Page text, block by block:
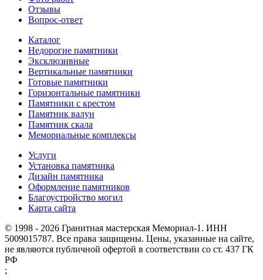
Отзывы
Вопрос-ответ
Каталог
Недорогие памятники
Эксклюзивные
Вертикальные памятники
Готовые памятники
Горизонтальные памятники
Памятники с крестом
Памятник валун
Памятник скала
Мемориальные комплексы
Услуги
Установка памятника
Дизайн памятника
Оформление памятников
Благоустройство могил
Карта сайта
© 1998 - 2026 Гранитная мастерская Мемориал-1. ИНН
5009015787. Все права защищены. Цены, указанные на сайте,
не являются публичной офертой в соответствии со ст. 437 ГК
РФ
;